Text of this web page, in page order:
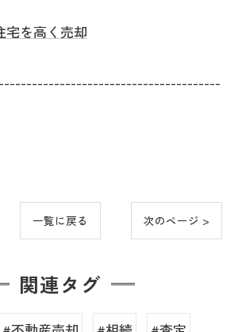
宅を高く売却
一覧に戻る 次のページ >
関連タグ